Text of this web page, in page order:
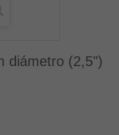
diámetro (2,5")